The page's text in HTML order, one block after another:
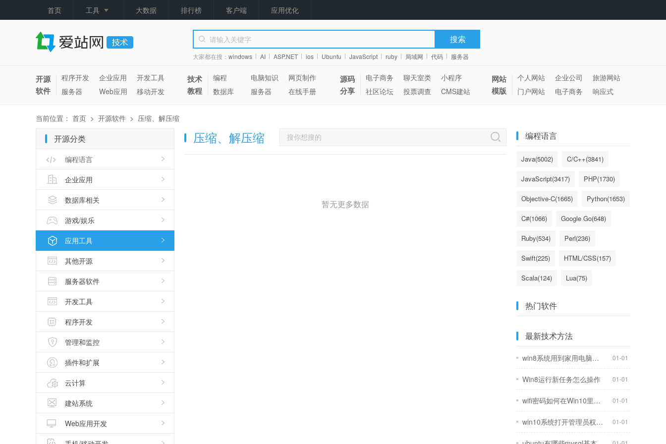
首页 工具 大数据 排行榜 客户端 应用优化
大家都在搜： windows AI ASP.NET ios Ubuntu JavaScript ruby 局域网 代码 服务器
开源
软件
程序开发 企业应用
开发工具
服务器
Web应用 移动开发
技术
教程
编程 电脑知识
网页制作
数据库
服务器 在线手册
源码
分享
电子商务 聊天室类
小程序
社区论坛
投票调查 CMS建站
网站
模版
个人网站 企业公司
旅游网站
门户网站
电子商务 响应式
当前位置： 首页 > 开源软件 > 压缩、解压缩
开源分类
编程语言
企业应用
数据库相关
游戏/娱乐
应用工具
其他开源
服务器软件
开发工具
程序开发
管理和监控
插件和扩展
云计算
建站系统
Web应用开发
压缩、解压缩
暂无更多数据
编程语言
Java(5002) C/C++(3841)
JavaScript(3417) PHP(1730)
Objective-C(1665) Python(1653)
C#(1066) Google Go(648)
Ruby(534) Perl(236)
Swift(225) HTML/CSS(157)
Scala(124) Lua(75)
热门软件
最新技术方法
win8系统用到家用电脑上会不会浪费 01-01
Win8运行新任务怎么操作 01-01
wifi密码如何在Win10里查看 01-01
win10系统打开管理员权限办法 01-01